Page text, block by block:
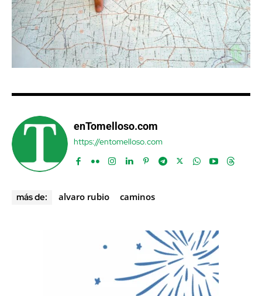
enTomelloso.com
https://entomelloso.com
más de: alvaro rubio caminos